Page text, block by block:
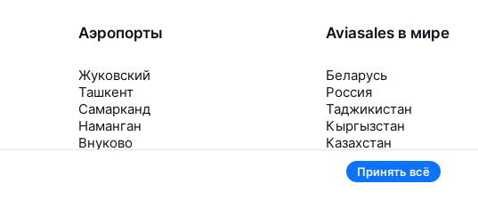
Аэропорты
Жуковский
Ташкент
Самарканд
Наманган
Внуково
Aviasales в мире
Беларусь
Россия
Таджикистан
Кыргызстан
Казахстан
Ещё 2 страны
Принять всё